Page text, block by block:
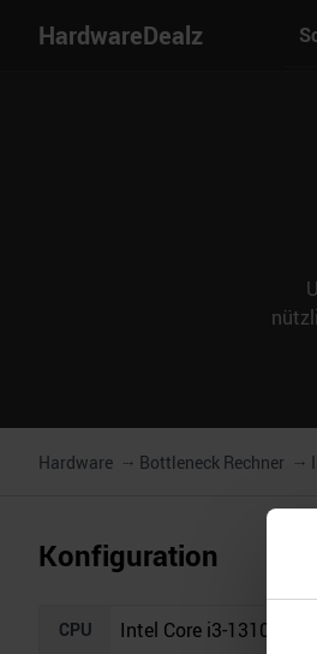
HardwareDealz
Hardware Bottleneck Rechner
Konfiguration
CPU